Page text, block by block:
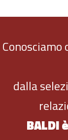
dalla
BALDI